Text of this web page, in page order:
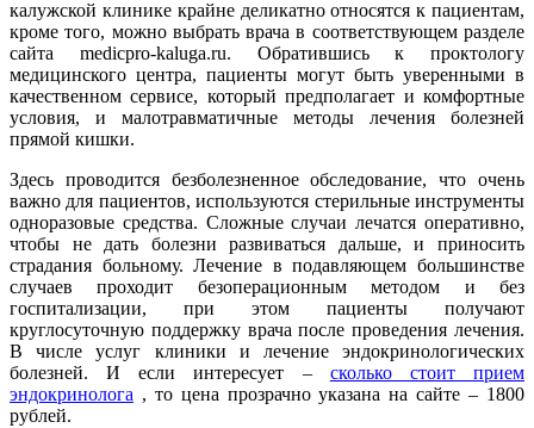
калужской клинике крайне деликатно относятся к пациентам,
кроме того, можно выбрать врача в соответствующем разделе
сайта medicpro-kaluga.ru. Обратившись к проктологу
медицинского центра, пациенты могут быть уверенными в
качественном сервисе, который предполагает и комфортные
условия, и малотравматичные методы лечения болезней
прямой кишки.
Здесь проводится безболезненное обследование, что очень
важно для пациентов, используются стерильные инструменты
одноразовые средства. Сложные случаи лечатся оперативно,
чтобы не дать болезни развиваться дальше, и приносить
страдания больному. Лечение в подавляющем большинстве
случаев проходит безоперационным методом и без
госпитализации, при этом пациенты получают
круглосуточную поддержку врача после проведения лечения.
В числе услуг клиники и лечение эндокринологических
болезней. И если интересует – сколько стоит прием
эндокринолога , то цена прозрачно указана на сайте – 1800
рублей.